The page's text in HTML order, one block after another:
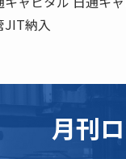
JIT納入
月刊